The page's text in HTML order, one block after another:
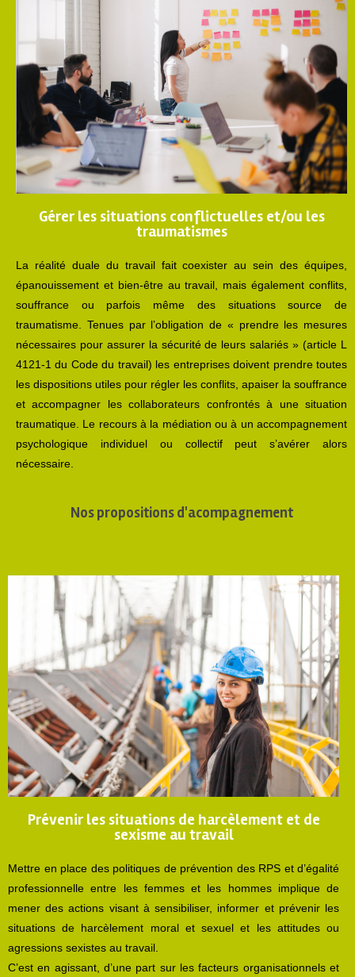
Gérer les situations conflictuelles et/ou les
traumatismes
La réalité duale du travail fait coexister au sein des équipes,
épanouissement et bien-être au travail, mais également conflits,
souffrance ou parfois même des situations source de
traumatisme. Tenues par l’obligation de « prendre les mesures
nécessaires pour assurer la sécurité de leurs salariés » (article L
4121-1 du Code du travail) les entreprises doivent prendre toutes
les dispositions utiles pour régler les conflits, apaiser la souffrance
et accompagner les collaborateurs confrontés à une situation
traumatique. Le recours à la médiation ou à un accompagnement
psychologique individuel ou collectif peut s’avérer alors
nécessaire.
Nos propositions d'acompagnement
Prévenir les situations de harcèlement et de
sexisme au travail
Mettre en place des politiques de prévention des RPS et d’égalité
professionnelle entre les femmes et les hommes implique de
mener des actions visant à sensibiliser, informer et prévenir les
situations de harcèlement moral et sexuel et les attitudes ou
agressions sexistes au travail.
C’est en agissant, d’une part sur les facteurs organisationnels et